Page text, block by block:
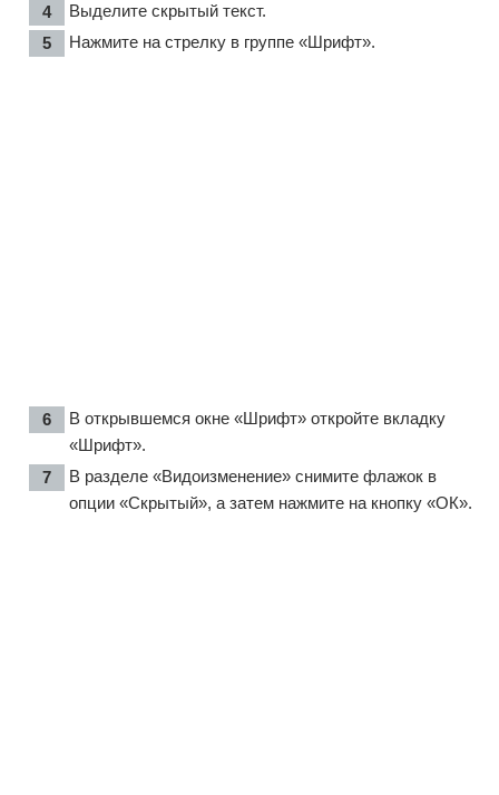
Выделите скрытый текст.
Нажмите на стрелку в группе «Шрифт».
В открывшемся окне «Шрифт» откройте вкладку
«Шрифт».
В разделе «Видоизменение» снимите флажок в
опции «Скрытый», а затем нажмите на кнопку «ОК».